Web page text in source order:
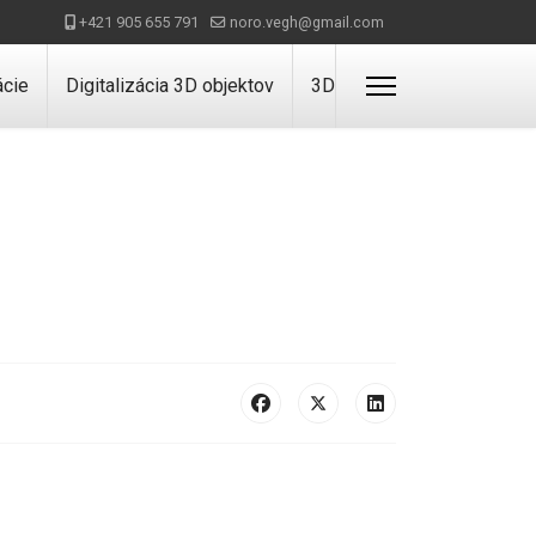
+421 905 655 791 noro.vegh@gmail.com
Digitalizácia 3D objektov 3D